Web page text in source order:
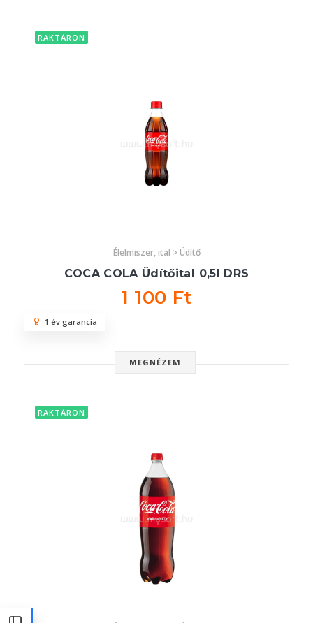
RAKTÁRON
Élelmiszer, ital > Üdítő
COCA COLA Üdítőital 0,5l DRS
1 100 Ft
MEGNÉZEM
1 év garancia
RAKTÁRON